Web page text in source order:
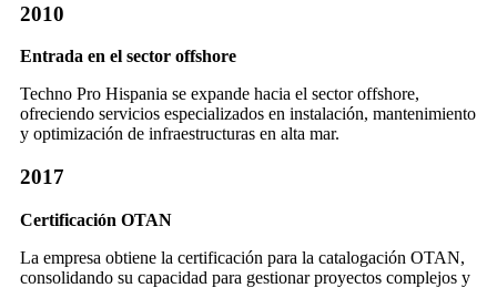
2010
Entrada en el sector offshore
Techno Pro Hispania se expande hacia el sector offshore,
ofreciendo servicios especializados en instalación, mantenimiento
y optimización de infraestructuras en alta mar.
2017
Certificación OTAN
La empresa obtiene la certificación para la catalogación OTAN,
consolidando su capacidad para gestionar proyectos complejos y